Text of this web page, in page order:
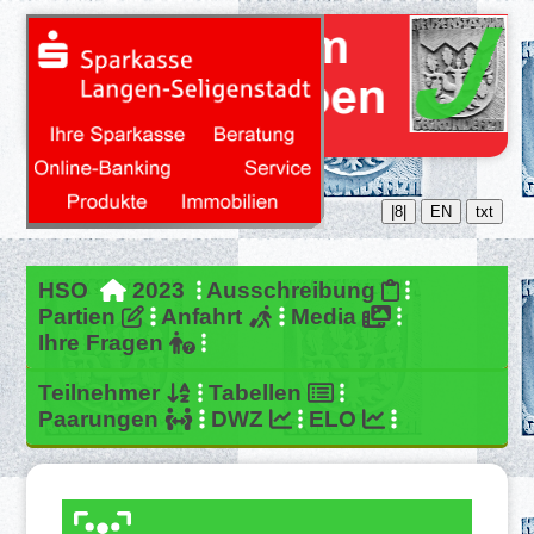
|8| EN txt
HSO 2023
Ausschreibung
Partien
Anfahrt
Media
Ihre Fragen
Teilnehmer
Tabellen
Paarungen
DWZ ELO